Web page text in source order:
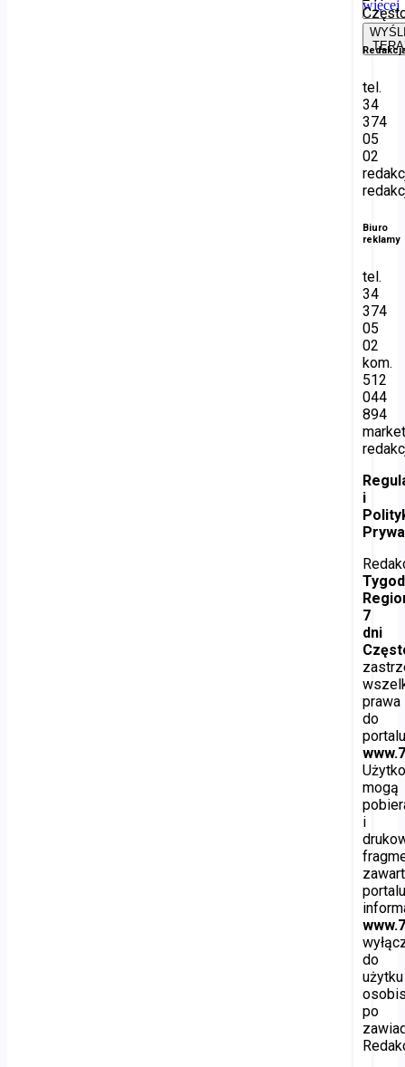
więcej
tel.
34
374
05
02
Biuro
reklamy
tel.
34
374
05
02
kom.
512
044
894
i
7
dni
prawa
do
mogą
i
do
użytku
po